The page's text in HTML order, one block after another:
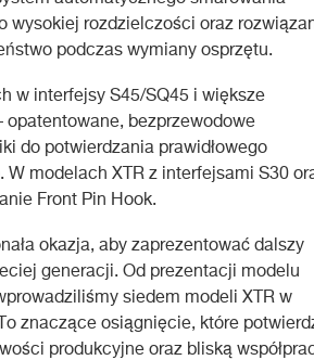
wysokiej rozdzielczości oraz
podczas wymiany osprzętu.
w interfejsy S45/SQ45 i większe
bezprzewodowe
do potwierdzania prawidłowego
modelach XTR z interfejsami S30
Front Pin Hook.
okazja, aby zaprezentować dalszy
generacji. Od prezentacji modelu
siedem modeli XTR w
znaczące osiągnięcie, które
produkcyjne oraz bliską